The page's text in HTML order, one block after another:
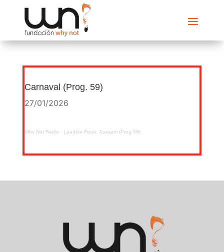
Carnaval (Prog. 59)
27/01/2026
Why Not Radio · Laudión Fenix, Asasam (Prog 59)